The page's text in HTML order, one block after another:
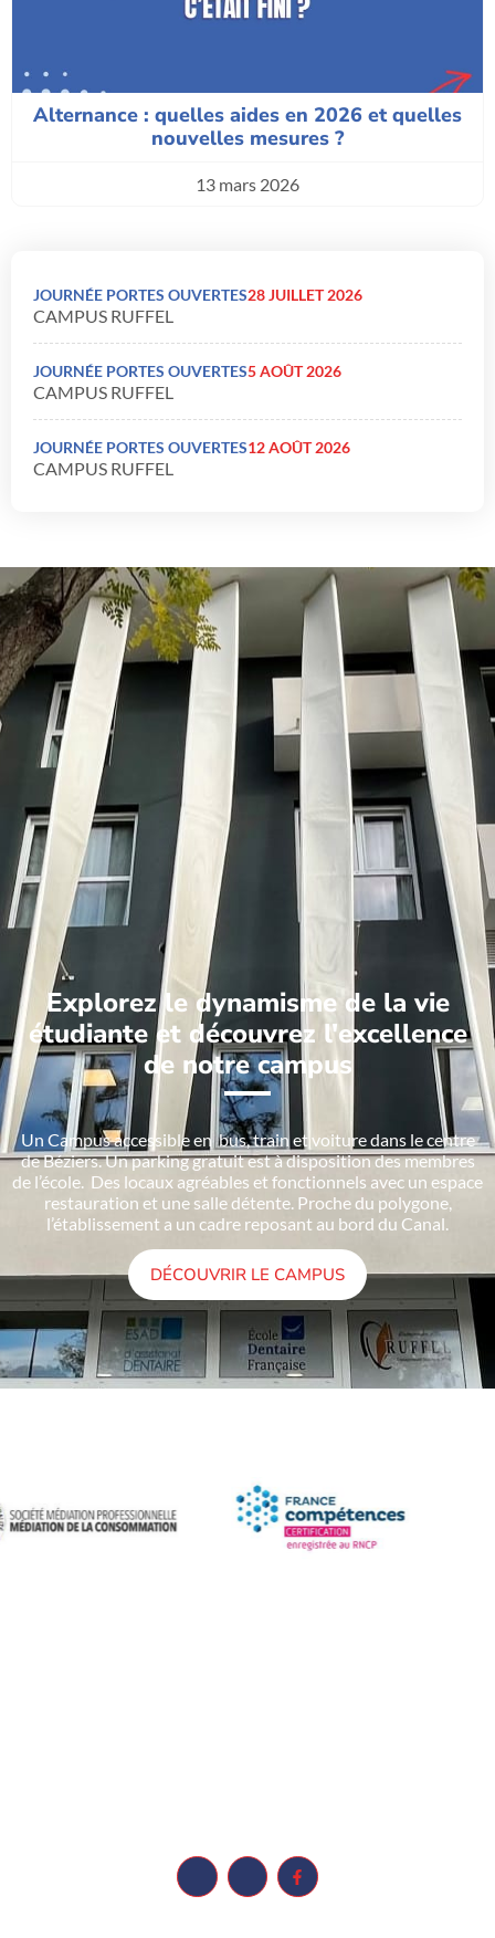
Alternance : quelles aides en 2026 et quelles
nouvelles mesures ?
13 mars 2026
JOURNÉE PORTES OUVERTES28 JUILLET 2026
CAMPUS RUFFEL
JOURNÉE PORTES OUVERTES5 AOÛT 2026
CAMPUS RUFFEL
JOURNÉE PORTES OUVERTES12 AOÛT 2026
CAMPUS RUFFEL
Explorez le dynamisme de la vie
étudiante et découvrez l'excellence
de notre campus
Un Campus accessible en bus, train et voiture dans le centre
de Béziers. Un parking gratuit est à disposition des membres
de l’école. Des locaux agréables et fonctionnels avec un espace
restauration et une salle détente. Proche du polygone,
l’établissement a un cadre reposant au bord du Canal.
DÉCOUVRIR LE CAMPUS